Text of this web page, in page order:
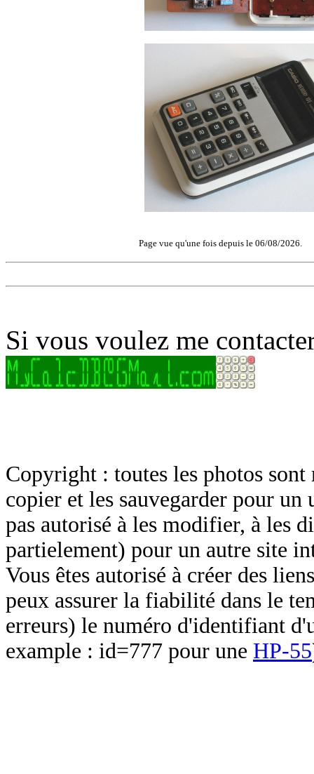
Page vue qu'une fois depuis le 06/08/2026.
Si vous voulez me
Copyright : toutes les photos sont
copier et les sauvegarder pour un
pas autorisé à les modifier, à les
partielement) pour un autre site
Vous êtes autorisé à créer des
peux assurer la fiabilité dans le
erreurs) le numéro d'identifiant
example : id=777 pour une HP-55